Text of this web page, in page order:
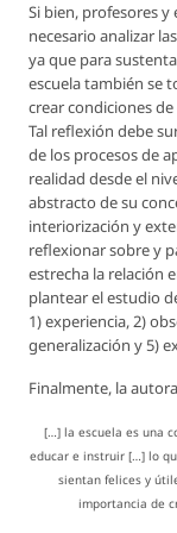
Si bien, profesores
necesario analizar
ya que para
escuela también se
crear condiciones
Tal reflexión debe
de los procesos de
realidad desde el
abstracto de su
interiorización y
reflexionar sobre y
estrecha la relación
plantear el estudio
1) experiencia, 2)
generalización y 5)
Finalmente, la
[…] la escuela es una
educar e instruir […] lo
sientan felices y
importancia de